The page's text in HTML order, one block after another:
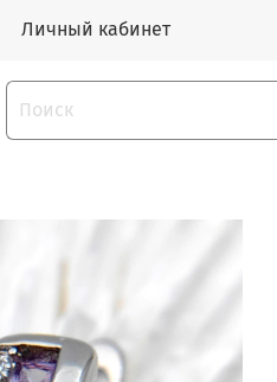
Личный кабинет